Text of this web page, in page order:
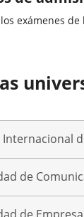
exámenes
Internacional
de